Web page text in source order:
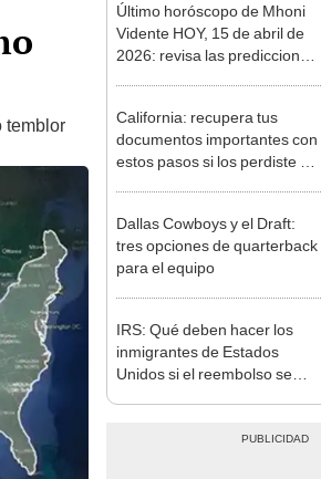
temblor
Último horóscopo de Mhoni
Vidente HOY, 15 de abril de
2026: revisa las predicciones
California: recupera tus
documentos importantes con
estos pasos si los perdiste en
Dallas Cowboys y el Draft:
tres opciones de quarterback
para el equipo
IRS: Qué deben hacer los
inmigrantes de Estados
Unidos si el reembolso se